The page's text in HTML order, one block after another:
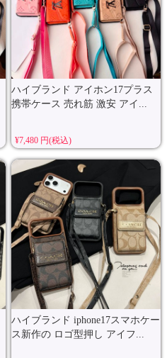
ハイブランド アイホン17プラス
携帯ケース 売れ筋 激安 アイ...
¥7,480 円(税込)
ハイブランド iphone17スマホケー
ス新作の ロゴ型押し アイフ...